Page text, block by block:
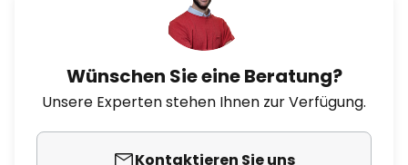
Wünschen Sie eine Beratung?
Unsere Experten stehen Ihnen zur Verfügung.
Kontaktieren Sie uns